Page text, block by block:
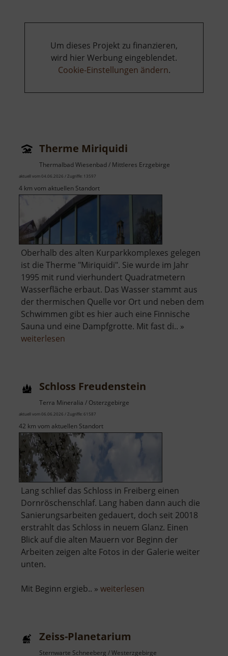
Um dieses Projekt zu finanzieren,
wird hier Werbung eingeblendet.
Cookie-Einstellungen ändern.
Therme Miriquidi
Thermalbad Wiesenbad / Mittleres Erzgebirge
aktuell vom 04.06.2026 / Zugriffe: 13597
4 km vom aktuellen Standort
Oberhalb des alten Kurparkkomplexes gelegen
ist die Therme "Miriquidi". Sie wurde im Jahr
1995 mit rund vierhundert Quadratmetern
Wasserfläche erbaut. Das Wasser stammt aus
der thermischen Quelle vor Ort und neben dem
Schwimmen gibt es hier auch eine Finnische
Sauna und eine Dampfgrotte. Mit fast di.. »
weiterlesen
Schloss Freudenstein
Terra Mineralia / Osterzgebirge
aktuell vom 06.06.2026 / Zugriffe: 61587
42 km vom aktuellen Standort
Lang schlief das Schloss in Freiberg einen
Dornröschenschlaf. Lang haben dann auch die
Sanierungsarbeiten gedauert, doch seit 20018
erstrahlt das Schloss in neuem Glanz. Einen
Blick auf die alten Mauern vor Beginn der
Arbeiten zeigen alte Fotos in der Galerie weiter
unten.
Mit Beginn ergieb.. » weiterlesen
Zeiss-Planetarium
Sternwarte Schneeberg / Westerzgebirge